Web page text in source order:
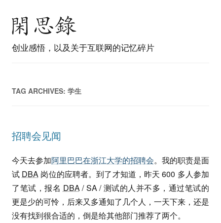
创业感悟，以及关于互联网的记忆碎片
TAG ARCHIVES: 学生
招聘会见闻
今天去参加阿里巴巴在浙江大学的招聘会。我的职责是面
试 DBA 岗位的应聘者。到了才知道，昨天 600 多人参加
了笔试，报名 DBA/ SA / 测试的人并不多，通过笔试的
更是少的可怜，后来又多通知了几个人，一天下来，还是
没有找到很合适的，倒是给其他部门推荐了两个。